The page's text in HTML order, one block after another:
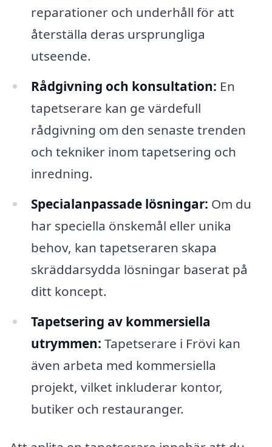
reparationer och underhåll för att
återställa deras ursprungliga
utseende.
Rådgivning och konsultation: En
tapetserare kan ge värdefull
rådgivning om den senaste trenden
och tekniker inom tapetsering och
inredning.
Specialanpassade lösningar: Om du
har speciella önskemål eller unika
behov, kan tapetseraren skapa
skräddarsydda lösningar baserat på
ditt koncept.
Tapetsering av kommersiella
utrymmen: Tapetserare i Frövi kan
även arbeta med kommersiella
projekt, vilket inkluderar kontor,
butiker och restauranger.